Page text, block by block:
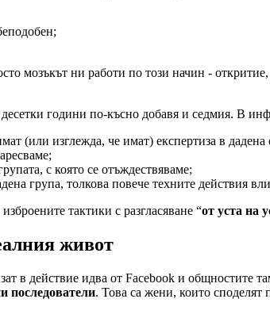
мозъкът ни работи по този начин -
десетки години по-късно добавя и седмия. В
(или изглежда, че имат) експертиза в дадена
с която се отъждествяваме;
група, толкова повече техните действия
тактики с разгласяване “от уста на
живот
в действие идва от Facebook и общностите
последователи. Това са жени, които споделят